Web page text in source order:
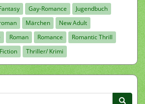
Gay-Romance
Jugendbuch
Märchen
New Adult
Roman Romance
Romantic Thrill
Thriller/ Krimi